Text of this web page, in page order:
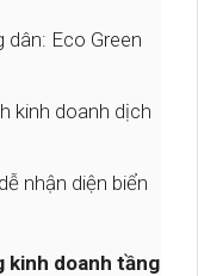
Eco Green
kinh doanh dịch
nhận diện biển
doanh tầng